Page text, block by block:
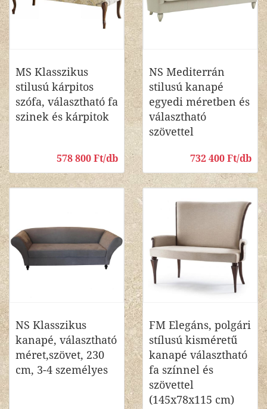
MS Klasszikus
stilusú kárpitos
szófa, választható fa
szinek és kárpitok
578 800 Ft/db
NS Mediterrán
stilusú kanapé
egyedi méretben és
választható
szövettel
732 400 Ft/db
NS Klasszikus
kanapé, választható
méret,szövet, 230
cm, 3-4 személyes
FM Elegáns, polgári
stílusú kisméretű
kanapé választható
fa színnel és
szövettel
(145x78x115 cm)